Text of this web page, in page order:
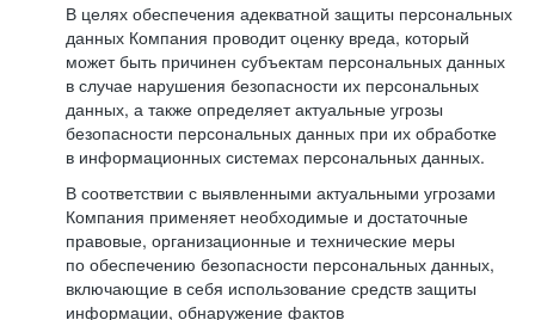
В целях обеспечения адекватной защиты персональных
данных Компания проводит оценку вреда, который
может быть причинен субъектам персональных данных
в случае нарушения безопасности их персональных
данных, а также определяет актуальные угрозы
безопасности персональных данных при их обработке
в информационных системах персональных данных.
В соответствии с выявленными актуальными угрозами
Компания применяет необходимые и достаточные
правовые, организационные и технические меры
по обеспечению безопасности персональных данных,
включающие в себя использование средств защиты
информации, обнаружение фактов